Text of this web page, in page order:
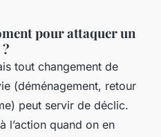
pour attaquer un
tout changement de
(déménagement, retour
peut servir de déclic.
l’action quand on en